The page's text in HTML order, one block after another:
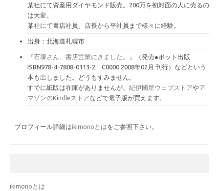
某社にて資産用ダイヤモンド販売。200万を初対面の人に売るの
は大変。
某社にて書店社員。店長から平社員まで様々に経験。
出身：北海道札幌市
『石塚さん、書店営業にきました。
』（発売●ポット出版
ISBN978-4-7808-0113-2 C0000 2008年02月 刊行）などという
本も出しました。どうもすみません。
すでに紙版は在庫がありませんが、 紀伊國屋ウェブストアやア
マゾンのKindleストアなどで電子版が買えます。
プロフィール詳細はikimonoとはをご参照下さい。
ikimonoとは